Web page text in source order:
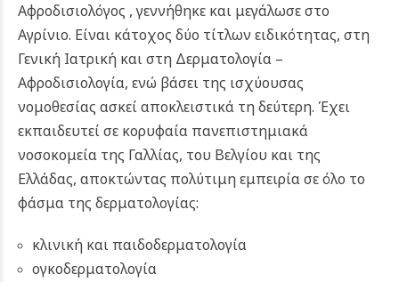
Αφροδισιολόγος , γεννήθηκε και μεγάλωσε στο
Αγρίνιο. Είναι κάτοχος δύο τίτλων ειδικότητας, στη
Γενική Ιατρική και στη Δερματολογία –
Αφροδισιολογία, ενώ βάσει της ισχύουσας
νομοθεσίας ασκεί αποκλειστικά τη δεύτερη. Έχει
εκπαιδευτεί σε κορυφαία πανεπιστημιακά
νοσοκομεία της Γαλλίας, του Βελγίου και της
Ελλάδας, αποκτώντας πολύτιμη εμπειρία σε όλο το
φάσμα της δερματολογίας:
κλινική και παιδοδερματολογία
ογκοδερματολογία